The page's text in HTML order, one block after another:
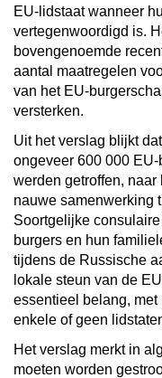
EU-lidstaat wanneer
vertegenwoordigd is.
bovengenoemde
aantal maatregelen
van het EU-
versterken.
Uit het verslag blijkt
ongeveer 600 000
werden getroffen,
nauwe samenwerking
Soortgelijke
burgers en hun
tijdens de Russische
lokale steun van de
essentieel belang,
enkele of geen
Het verslag merkt in
moeten worden